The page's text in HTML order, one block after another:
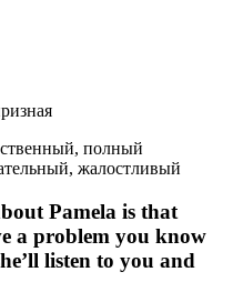
Pamela is that
a problem you know
listen to you and